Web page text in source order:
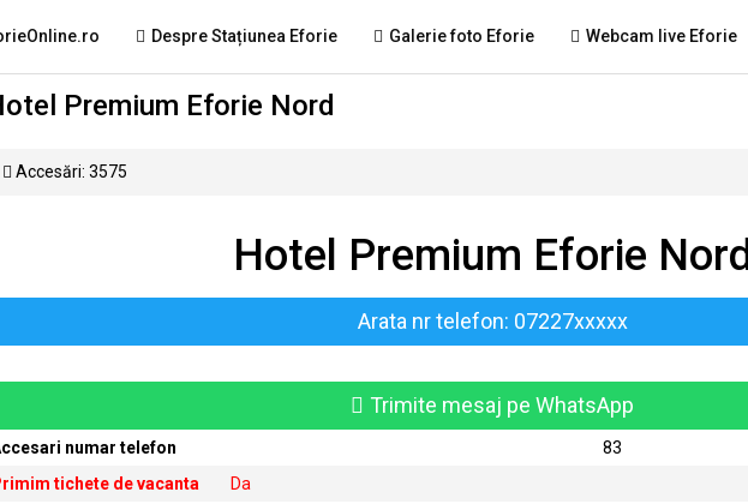
Despre Stațiunea Eforie Galerie foto Eforie Webcam live Eforie
Premium Eforie Nord
Accesări: 3575
Hotel Premium Eforie Nord
Arata nr telefon: 07227xxxxx
Trimite mesaj pe WhatsApp
numar telefon
83
tichete de vacanta
Da